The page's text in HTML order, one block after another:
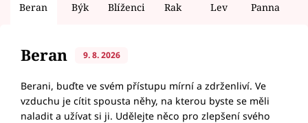
Beran Býk Blíženci Rak Lev Panna
Beran 9. 8. 2026
Berani, buďte ve svém přístupu mírní a zdrženliví. Ve
vzduchu je cítit spousta něhy, na kterou byste se měli
naladit a užívat si ji. Udělejte něco pro zlepšení svého